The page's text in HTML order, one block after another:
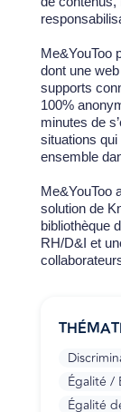
Me&YouToo
dont une
supports
100%
minutes de
situations
ensemble
Me&YouToo
solution de
bibliothèque
RH/D&I et
Égalité /
Égalité